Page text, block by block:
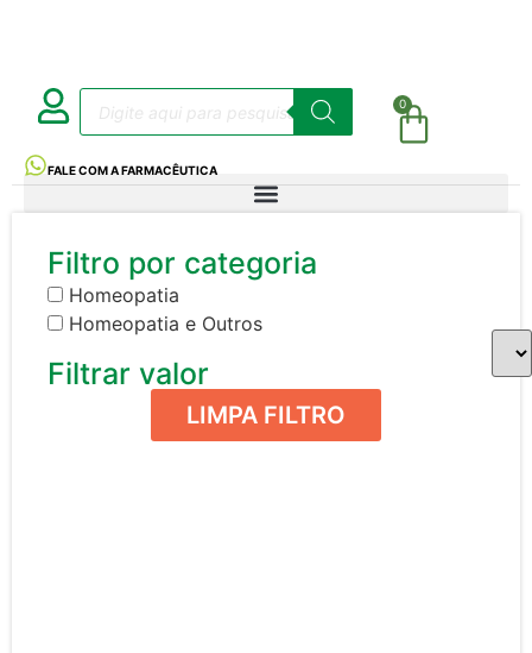
0
FALE COM A FARMACÊUTICA
Filtro por categoria
Homeopatia
Homeopatia e Outros
Filtrar valor
LIMPA FILTRO